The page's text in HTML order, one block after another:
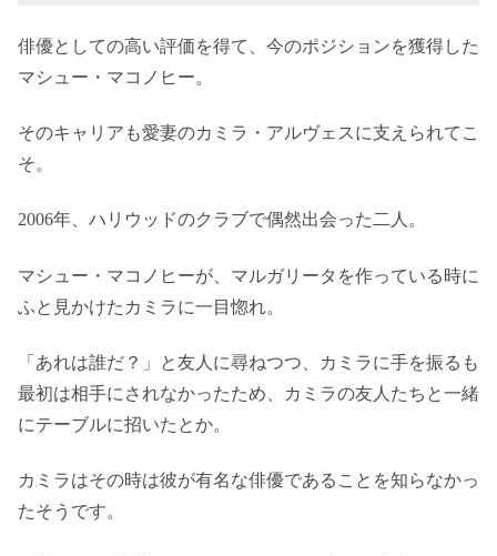
俳優としての高い評価を得て、今のポジションを獲得した
マシュー・マコノヒー。
そのキャリアも愛妻のカミラ・アルヴェスに支えられてこ
そ。
2006年、ハリウッドのクラブで偶然出会った二人。
マシュー・マコノヒーが、マルガリータを作っている時に
ふと見かけたカミラに一目惚れ。
「あれは誰だ？」と友人に尋ねつつ、カミラに手を振るも
最初は相手にされなかったため、カミラの友人たちと一緒
にテーブルに招いたとか。
カミラはその時は彼が有名な俳優であることを知らなかっ
たそうです。